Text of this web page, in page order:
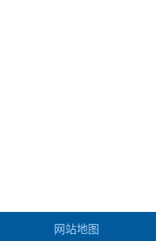
网站地图